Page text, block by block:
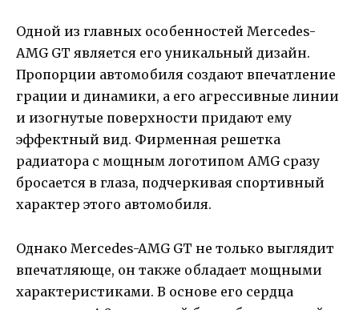
Одной из главных особенностей Mercedes-
AMG GT является его уникальный дизайн.
Пропорции автомобиля создают впечатление
грации и динамики, а его агрессивные линии
и изогнутые поверхности придают ему
эффектный вид. Фирменная решетка
радиатора с мощным логотипом AMG сразу
бросается в глаза, подчеркивая спортивный
характер этого автомобиля.
Однако Mercedes-AMG GT не только выглядит
впечатляюще, он также обладает мощными
характеристиками. В основе его сердца